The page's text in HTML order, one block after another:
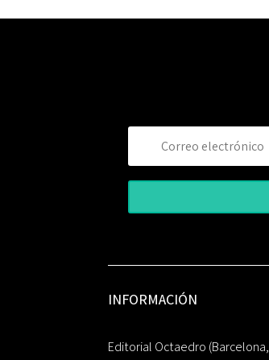
INFORMACIÓN
Editorial Octaedro (Barcelona,